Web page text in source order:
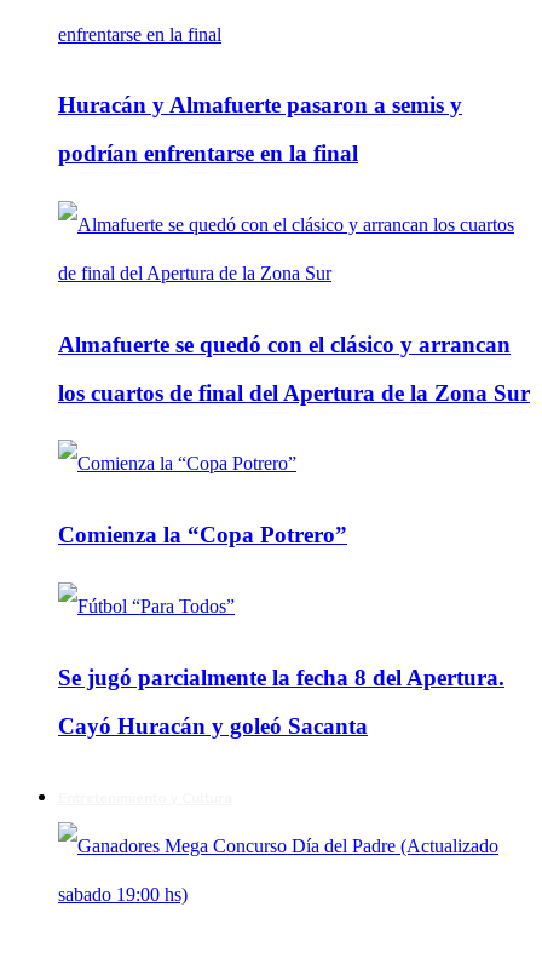
Huracán y Almafuerte pasaron a semis y
podrían enfrentarse en la final
Almafuerte se quedó con el clásico y arrancan
los cuartos de final del Apertura de la Zona Sur
Comienza la “Copa Potrero”
Se jugó parcialmente la fecha 8 del Apertura.
Cayó Huracán y goleó Sacanta